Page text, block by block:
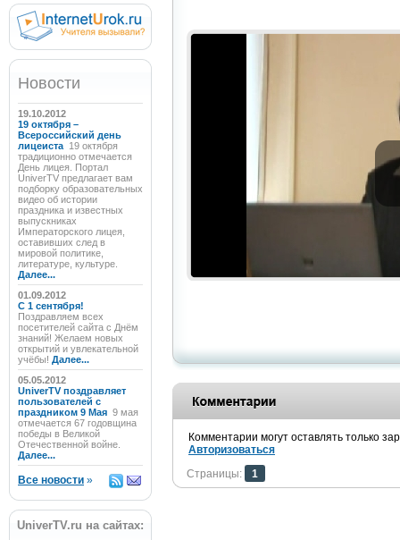
Новости
19.10.2012
19 октября –
Всероссийский день
лицеиста 19 октября
традиционно отмечается
День лицея. Портал
UniverTV предлагает вам
подборку образовательных
видео об истории
праздника и известных
выпускниках
Императорского лицея,
оставивших след в
мировой политике,
литературе, культуре.
Далее...
01.09.2012
C 1 сентября!
Поздравляем всех
посетителей сайта с Днём
знаний! Желаем новых
открытий и увлекательной
учёбы! Далее...
05.05.2012
UniverTV поздравляет
пользователей с
праздником 9 Мая 9 мая
отмечается 67 годовщина
победы в Великой
Отечественной войне.
Далее...
Все новости »
UniverTV.ru на сайтах:
Комментарии могут оставлять только
Авторизоваться
Страницы:
1